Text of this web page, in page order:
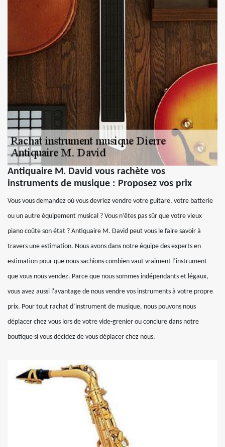
Antiquaire M. David vous rachète vos
instruments de musique : Proposez vos prix
Vous vous demandez où vous devriez vendre votre guitare, votre batterie
ou un autre équipement musical ? Vous n’êtes pas sûr que votre vieux
piano coûte son état ? Antiquaire M. David peut vous le faire savoir à
travers une estimation. Nous avons dans notre équipe des experts en
estimation pour que nous sachions combien vaut vraiment l’instrument
que vous nous vendez. Parce que nous sommes indépendants et légaux,
vous avez aussi l'avantage de nous vendre vos instruments à votre propre
prix. Pour tout rachat d’instrument de musique, nous pouvons nous
déplacer chez vous lors de votre vide-grenier ou conclure dans notre
boutique si vous décidez de vous déplacer chez nous.